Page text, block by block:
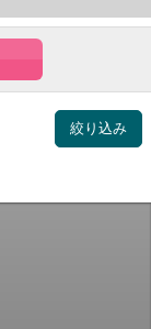
絞り込み